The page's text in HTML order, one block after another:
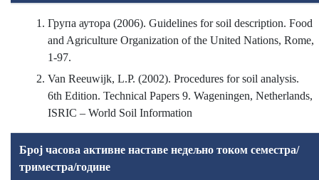
Група аутора (2006). Guidelines for soil description. Food
and Agriculture Organization of the United Nations, Rome,
1-97.
Van Reeuwijk, L.P. (2002). Procedures for soil analysis.
6th Edition. Technical Papers 9. Wageningen, Netherlands,
ISRIC – World Soil Information
Број часова активне наставе недељно током семестра/
триместра/године